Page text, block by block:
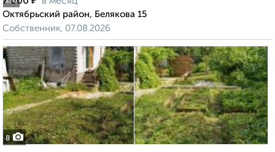
Октябрьский район, Белякова 15
Собственник, 07.08.2026
8